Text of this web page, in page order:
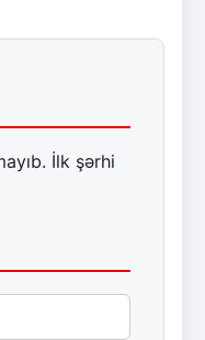
İlk şərhi